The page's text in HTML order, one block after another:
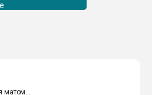
матом...